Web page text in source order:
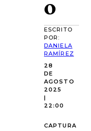
ESCRITO
POR:
DANIELA
RAMÍREZ
28
DE
AGOSTO
2025
|
22:00
CAPTURA